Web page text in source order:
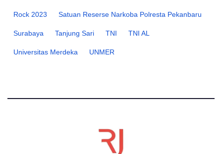
Rock 2023 Satuan Reserse Narkoba Polresta Pekanbaru
Surabaya Tanjung Sari TNI TNI AL
Universitas Merdeka UNMER